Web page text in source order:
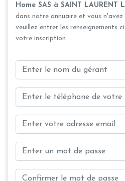
Home SAS à SAINT LAURENT
dans notre annuaire et vous
veuillez entrer les renseignements
votre inscription.